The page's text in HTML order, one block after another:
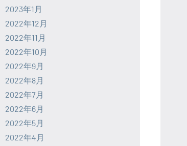
2023年1月
2022年12月
2022年11月
2022年10月
2022年9月
2022年8月
2022年7月
2022年6月
2022年5月
2022年4月